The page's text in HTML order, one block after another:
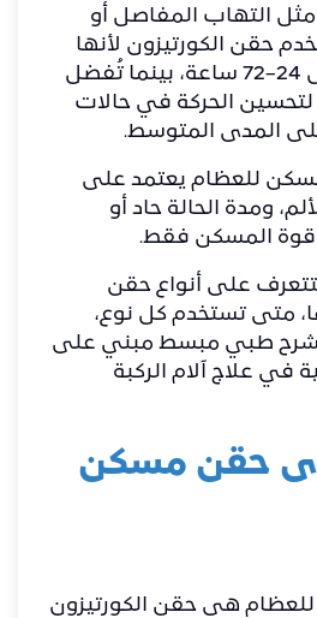
مثل
التهاب المفاصل أو
حقن الكورتيزون لأنها
تقلل الالتهاب خلال 24–72 ساعة، بينما تُفضل
لتحسين الحركة في حالات
المدى المتوسط.
للعظام يعتمد على
ومدة الحالة حاد أو
المسكن فقط.
على أنواع حقن
متى تستخدم كل نوع،
شرح طبي مبسط مبني على
في علاج آلام الركبة
حقن مسكن
هي حقن الكورتيزون